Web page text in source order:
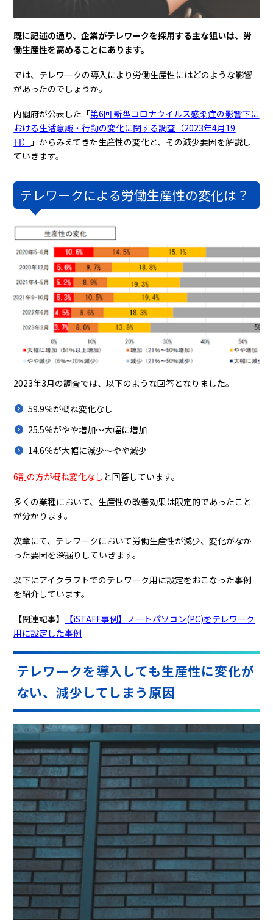
既に記述の通り、企業がテレワークを採用する主な狙いは、労
働生産性を高めることにあります。
では、テレワークの導入により労働生産性にはどのような影響
があったのでしょうか。
内閣府が公表した「第6回 新型コロナウイルス感染症の影響下に
おける生活意識・行動の変化に関する調査（2023年4月19
日）
」からみえてきた生産性の変化と、その減少要因を解説し
ていきます。
テレワークによる労働生産性の変化は？
2023年3月の調査では、以下のような回答となりました。
59.9％が概ね変化なし
25.5％がやや増加〜大幅に増加
14.6％が大幅に減少〜やや減少
6割の方が概ね変化なし と回答しています。
多くの業種において、生産性の改善効果は限定的であったこと
が分かります。
次章にて、テレワークにおいて労働生産性が減少、変化がなか
った要因を深掘りしていきます。
以下にアイクラフトでのテレワーク用に設定をおこなった事例
を紹介しています。
【関連記事】
【iSTAFF事例】ノートパソコン(PC)をテレワーク
用に設定した事例
テレワークを導入しても生産性に変化が
ない、減少してしまう原因